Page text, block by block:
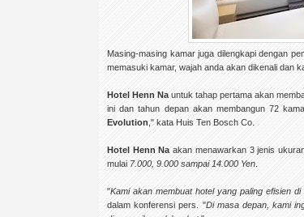
Masing-masing kamar juga dilengkapi dengan
memasuki kamar, wajah anda akan dikenali dan
Hotel Henn Nauntuk tahap pertama akan
ini dan tahun depan akan membangun 72
Evolution," kata Huis Ten Bosch Co.
Hotel Henn Naakan menawarkan 3 jenis
mulai7.000, 9.000 sampai 14.000 Yen.
"Kami akan membuat hotel yang paling efisien di
dalam konferensi pers. "Di masa depan, kami